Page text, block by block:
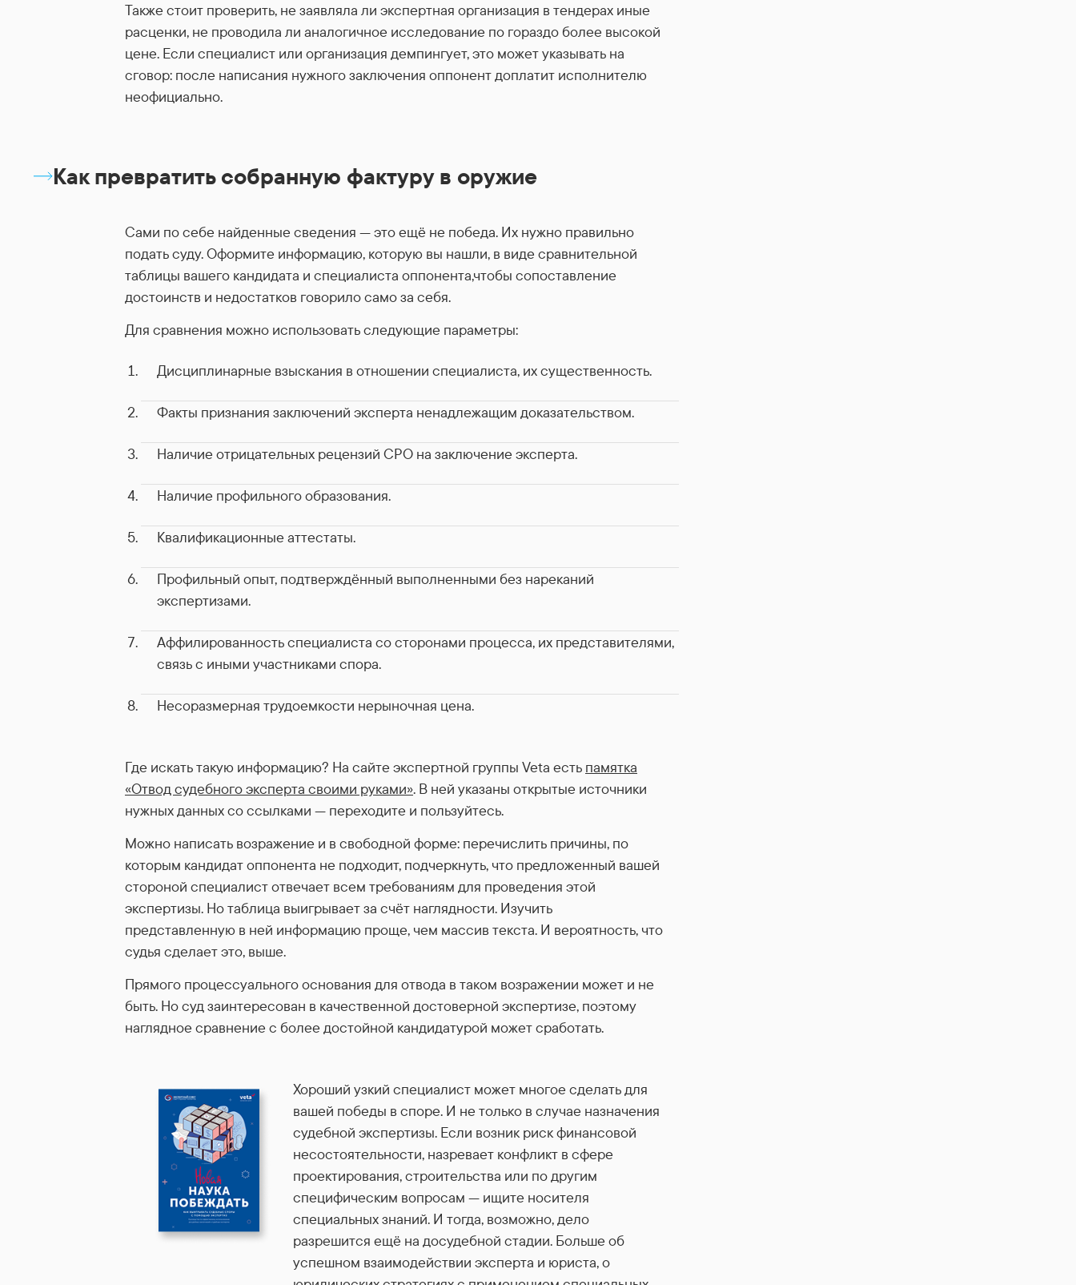
Также стоит проверить, не заявляла ли экспертная организация в тендерах иные
расценки, не проводила ли аналогичное исследование по гораздо более высокой
цене. Если специалист или организация демпингует, это может указывать на
сговор: после написания нужного заключения оппонент доплатит исполнителю
неофициально.
Как превратить собранную фактуру в оружие
Сами по себе найденные сведения — это ещё не победа. Их нужно правильно
подать суду. Оформите информацию, которую вы нашли, в виде сравнительной
таблицы вашего кандидата и специалиста оппонента,чтобы сопоставление
достоинств и недостатков говорило само за себя.
Для сравнения можно использовать следующие параметры:
Дисциплинарные взыскания в отношении специалиста, их существенность.
Факты признания заключений эксперта ненадлежащим доказательством.
Наличие отрицательных рецензий СРО на заключение эксперта.
Наличие профильного образования.
Квалификационные аттестаты.
Профильный опыт, подтверждённый выполненными без нареканий
экспертизами.
Аффилированность специалиста со сторонами процесса, их представителями,
связь с иными участниками спора.
Несоразмерная трудоемкости нерыночная цена.
Где искать такую информацию? На сайте экспертной группы Veta есть памятка
«Отвод судебного эксперта своими руками». В ней указаны открытые источники
нужных данных со ссылками — переходите и пользуйтесь.
Можно написать возражение и в свободной форме: перечислить причины, по
которым кандидат оппонента не подходит, подчеркнуть, что предложенный вашей
стороной специалист отвечает всем требованиям для проведения этой
экспертизы. Но таблица выигрывает за счёт наглядности. Изучить
представленную в ней информацию проще, чем массив текста. И вероятность, что
судья сделает это, выше.
Прямого процессуального основания для отвода в таком возражении может и не
быть. Но суд заинтересован в качественной достоверной экспертизе, поэтому
наглядное сравнение с более достойной кандидатурой может сработать.
Хороший узкий специалист может многое сделать для
вашей победы в споре. И не только в случае назначения
судебной экспертизы. Если возник риск финансовой
несостоятельности, назревает конфликт в сфере
проектирования, строительства или по другим
специфическим вопросам — ищите носителя
специальных знаний. И тогда, возможно, дело
разрешится ещё на досудебной стадии. Больше об
успешном взаимодействии эксперта и юриста, о